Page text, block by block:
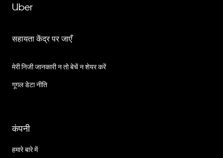
Uber
सहायता केंद्र पर जाएँ
मेरी निजी जानकारी न तो बेचें न शेयर करें
गूगल डेटा नीति
कंपनी
हमारे बारे में